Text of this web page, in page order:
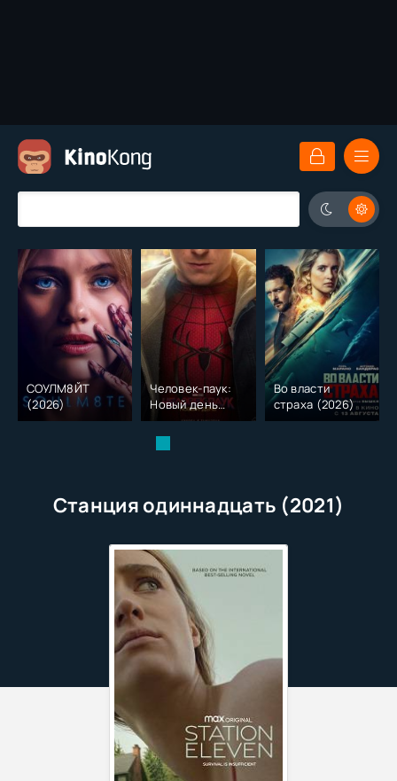
СОУЛМ8ЙТ
(2026)
Человек-паук:
Новый день
(2026)
Во власти
страха (2026)
Станция одиннадцать (2021)